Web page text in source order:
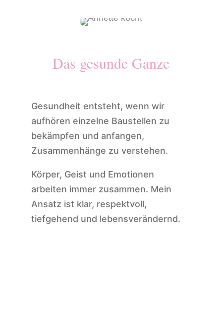
Das gesunde Ganze
Gesundheit entsteht, wenn wir
aufhören einzelne Baustellen zu
bekämpfen und anfangen,
Zusammenhänge zu verstehen.
Körper, Geist und Emotionen
arbeiten immer zusammen. Mein
Ansatz ist klar, respektvoll,
tiefgehend und lebensverändernd.